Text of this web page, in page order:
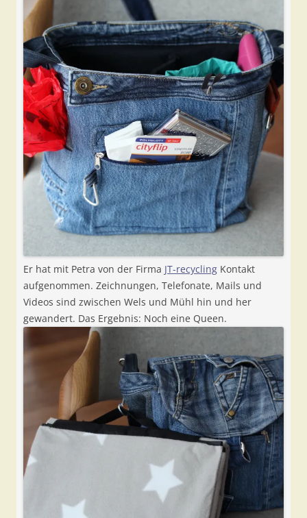
Er hat mit Petra von der Firma JT-recycling Kontakt
aufgenommen. Zeichnungen, Telefonate, Mails und
Videos sind zwischen Wels und Mühl hin und her
gewandert. Das Ergebnis: Noch eine Queen.